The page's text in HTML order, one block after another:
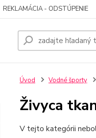
REKLAMÁCIA - ODSTÚPENIE
Úvod Vodné športy
Živyca
V tejto kategórii